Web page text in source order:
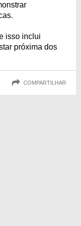
isso inclui
próxima dos
COMPARTILHAR